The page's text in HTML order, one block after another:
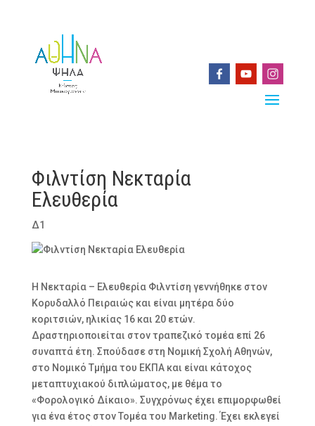
Φιλντίση Νεκταρία
Ελευθερία
Δ1
Η Νεκταρία – Ελευθερία Φιλντίση γεννήθηκε στον
Κορυδαλλό Πειραιώς και είναι μητέρα δύο
κοριτσιών, ηλικίας 16 και 20 ετών.
Δραστηριοποιείται στον τραπεζικό τομέα επί 26
συναπτά έτη. Σπούδασε στη Νομική Σχολή Αθηνών,
στο Νομικό Τμήμα του ΕΚΠΑ και είναι κάτοχος
μεταπτυχιακού διπλώματος, με θέμα το
«Φορολογικό Δίκαιο». Συγχρόνως έχει επιμορφωθεί
για ένα έτος στον Τομέα του Marketing. Έχει εκλεγεί